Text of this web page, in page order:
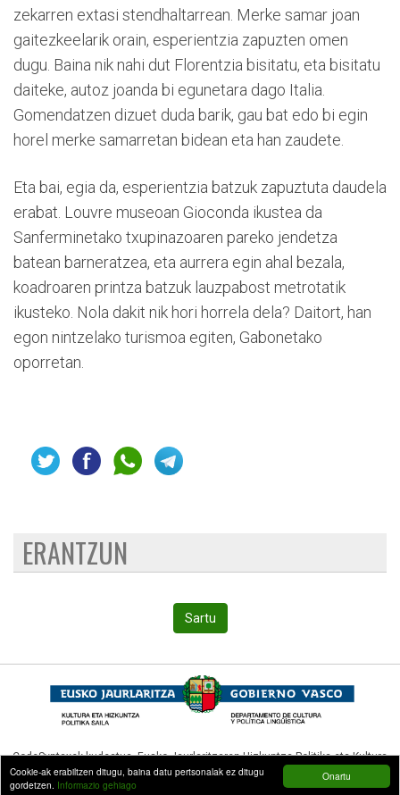
Onartu
Cookie-ak erabiltzen ditugu, baina datu pertsonalak ez ditugu
gordetzen. Informazio gehiago
zekarren extasi stendhaltarrean. Merke samar joan
gaitezkeelarik orain, esperientzia zapuzten omen
dugu. Baina nik nahi dut Florentzia bisitatu, eta bisitatu
daiteke, autoz joanda bi egunetara dago Italia.
Gomendatzen dizuet duda barik, gau bat edo bi egin
horel merke samarretan bidean eta han zaudete.
Eta bai, egia da, esperientzia batzuk zapuztuta daudela
erabat. Louvre museoan Gioconda ikustea da
Sanferminetako txupinazoaren pareko jendetza
batean barneratzea, eta aurrera egin ahal bezala,
koadroaren printza batzuk lauzpabost metrotatik
ikusteko. Nola dakit nik hori horrela dela? Daitort, han
egon nintzelako turismoa egiten, Gabonetako
oporretan.
ERANTZUN
Sartu
CodeSyntaxek kudeatua,Eusko Jaurlaritzaren Hizkuntza Politika eta Kultura
Sailak (Hizkuntza Politikarako Sailburuordetzak)
diruz lagundua.